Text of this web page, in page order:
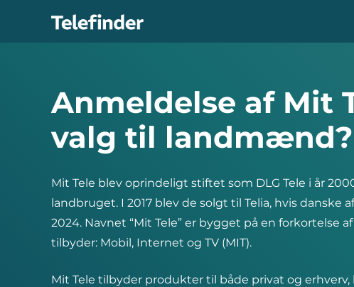
Anmeldelse af Mit
valg til landmænd?
Mit Tele blev oprindeligt stiftet som DLG Tele i år
landbruget. I 2017 blev de solgt til Telia, hvis danske
2024. Navnet “Mit Tele” er bygget på en forkortelse
tilbyder: Mobil, Internet og TV (MIT).
Mit Tele tilbyder produkter til både privat og